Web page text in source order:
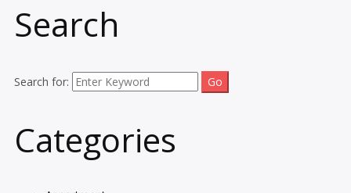
Search
Search for:
Categories